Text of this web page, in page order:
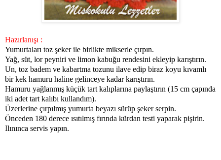
Hazırlanışı :
Yumurtaları toz şeker ile birlikte mikserle çırpın.
Yağ, süt, lor peyniri ve limon kabuğu rendesini ekleyip karıştırın.
Un, toz badem ve kabartma tozunu ilave edip biraz koyu kıvamlı
bir kek hamuru haline gelinceye kadar karıştırın.
Hamuru yağlanmış küçük tart kalıplarına paylaştırın (15 cm çapında
iki adet tart kalıbı kullandım).
Üzerlerine çırpılmış yumurta beyazı sürüp şeker serpin.
Önceden 180 derece ısıtılmış fırında kürdan testi yaparak pişirin.
Ilınınca servis yapın.